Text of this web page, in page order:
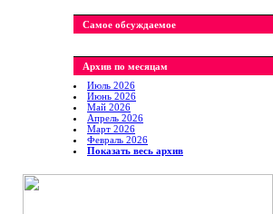
Самое обсуждаемое
Архив по месяцам
Июль 2026
Июнь 2026
Май 2026
Апрель 2026
Март 2026
Февраль 2026
Показать весь архив